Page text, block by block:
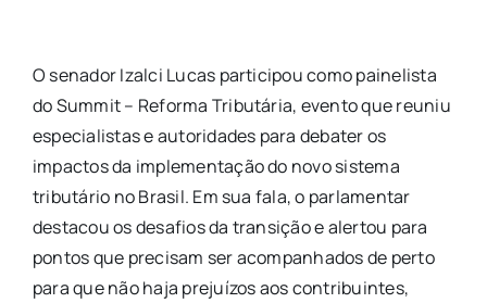
O senador Izalci Lucas participou como painelista
do Summit – Reforma Tributária, evento que reuniu
especialistas e autoridades para debater os
impactos da implementação do novo sistema
tributário no Brasil. Em sua fala, o parlamentar
destacou os desafios da transição e alertou para
pontos que precisam ser acompanhados de perto
para que não haja prejuízos aos contribuintes,